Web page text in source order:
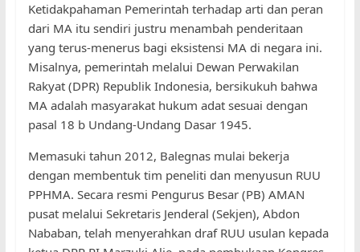
Ketidakpahaman Pemerintah terhadap arti dan peran
dari MA itu sendiri justru menambah penderitaan
yang terus-menerus bagi eksistensi MA di negara ini.
Misalnya, pemerintah melalui Dewan Perwakilan
Rakyat (DPR) Republik Indonesia, bersikukuh bahwa
MA adalah masyarakat hukum adat sesuai dengan
pasal 18 b Undang-Undang Dasar 1945.
Memasuki tahun 2012, Balegnas mulai bekerja
dengan membentuk tim peneliti dan menyusun RUU
PPHMA. Secara resmi Pengurus Besar (PB) AMAN
pusat melalui Sekretaris Jenderal (Sekjen), Abdon
Nababan, telah menyerahkan draf RUU usulan kepada